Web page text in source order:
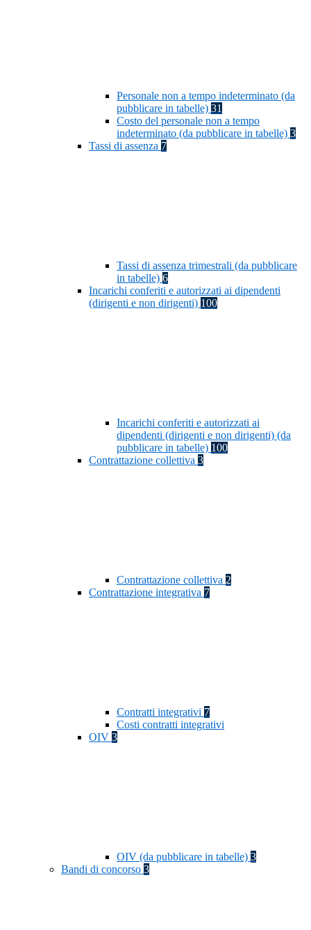
Personale non a tempo indeterminato (da
pubblicare in tabelle) 31
Costo del personale non a tempo
indeterminato (da pubblicare in tabelle) 3
Tassi di assenza 7
Tassi di assenza trimestrali (da pubblicare
in tabelle) 6
Incarichi conferiti e autorizzati ai dipendenti
(dirigenti e non dirigenti) 100
Incarichi conferiti e autorizzati ai
dipendenti (dirigenti e non dirigenti) (da
pubblicare in tabelle) 100
Contrattazione collettiva 3
Contrattazione collettiva 2
Contrattazione integrativa 7
Contratti integrativi 7
Costi contratti integrativi
OIV 3
OIV (da pubblicare in tabelle) 3
Bandi di concorso 3